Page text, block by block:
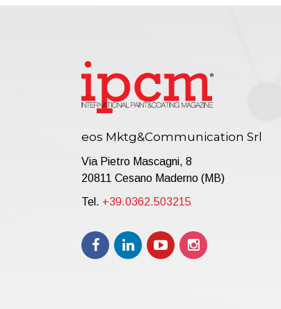
eos Mktg&Communication Srl
Via Pietro Mascagni, 8
20811 Cesano Maderno (MB)
Tel. +39.0362.503215